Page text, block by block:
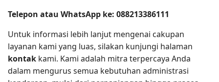
Telepon atau WhatsApp ke: 088213386111
Untuk informasi lebih lanjut mengenai cakupan
layanan kami yang luas, silakan kunjungi halaman
kontak kami. Kami adalah mitra terpercaya Anda
dalam mengurus semua kebutuhan administrasi